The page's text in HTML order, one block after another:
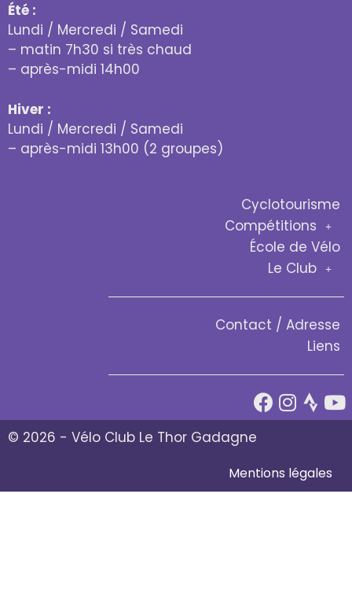
Été :
Lundi / Mercredi / Samedi
– matin 7h30 si très chaud
– après-midi 14h00
Hiver :
Lundi / Mercredi / Samedi
– après-midi 13h00 (2 groupes)
Cyclotourisme
Compétitions
École de Vélo
Le Club
Contact / Adresse
Liens
© 2026 - Vélo Club Le Thor Gadagne
Mentions légales